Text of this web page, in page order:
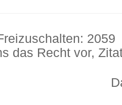
2059
das Recht vor,